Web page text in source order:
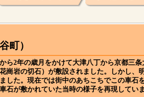
町）
ら2年の歳月をかけて大津八丁から京都三
崗岩の切石）が敷設されました。しかし
した。現在では街中のあちこちでこの車
石が敷かれていた当時の様子を再現してい